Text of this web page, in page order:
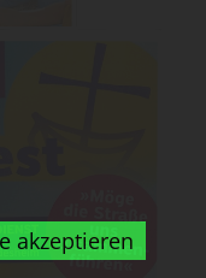
akzeptieren